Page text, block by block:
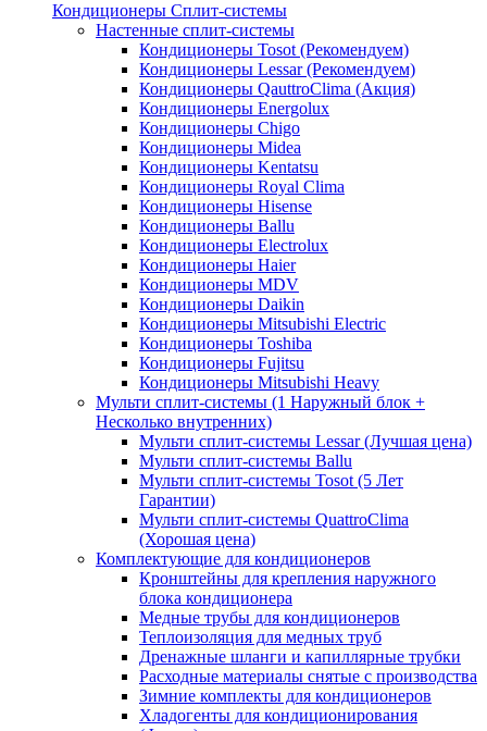
Кондиционеры Сплит-системы
Настенные сплит-системы
Кондиционеры Tosot (Рекомендуем)
Кондиционеры Lessar (Рекомендуем)
Кондиционеры QauttroClima (Акция)
Кондиционеры Energolux
Кондиционеры Chigo
Кондиционеры Midea
Кондиционеры Kentatsu
Кондиционеры Royal Clima
Кондиционеры Hisense
Кондиционеры Ballu
Кондиционеры Electrolux
Кондиционеры Haier
Кондиционеры MDV
Кондиционеры Daikin
Кондиционеры Mitsubishi Electric
Кондиционеры Toshiba
Кондиционеры Fujitsu
Кондиционеры Mitsubishi Heavy
Мульти сплит-системы (1 Наружный блок +
Несколько внутренних)
Мульти сплит-системы Lessar (Лучшая цена)
Мульти сплит-системы Ballu
Мульти сплит-системы Tosot (5 Лет
Гарантии)
Мульти сплит-системы QuattroClima
(Хорошая цена)
Комплектующие для кондиционеров
Кронштейны для крепления наружного
блока кондиционера
Медные трубы для кондиционеров
Теплоизоляция для медных труб
Дренажные шланги и капиллярные трубки
Расходные материалы снятые с производства
Зимние комплекты для кондиционеров
Хладогенты для кондиционирования